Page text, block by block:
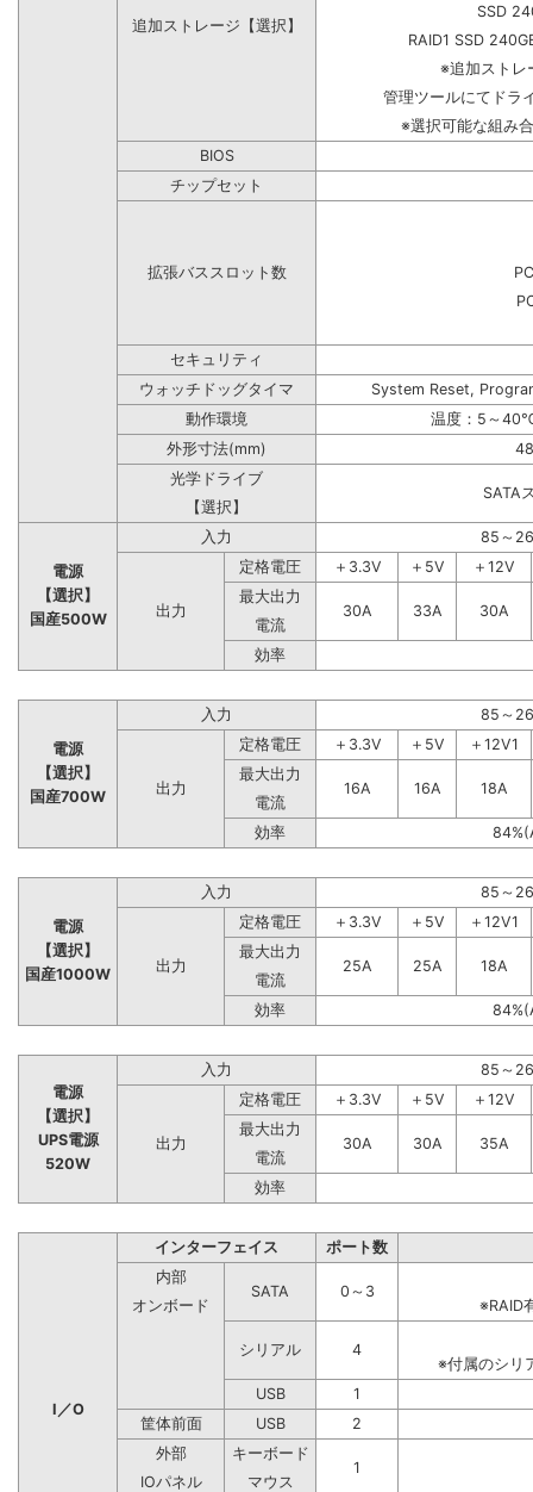
追加ストレージ【選択】
SSD
RAID1 SSD
※追加ストレ
管理ツールにてドラ
※選択可能な組み
BIOS
チップセット
拡張バススロット数
セキュリティ
ウォッチドッグタイマ
System Reset,
動作環境
温度：5～
外形寸法(mm)
光学ドライブ
SATA
【選択】
電源
【選択】
国産500W
入力 85～
出力
定格電圧 ＋3.3V ＋5V
＋12V
最大出力
30A
33A
30A
電流
効率
電源
【選択】
国産700W
入力 85～
出力
定格電圧 ＋3.3V ＋5V
＋12V1
最大出力
16A
16A
18A
電流
効率
電源
【選択】
国産1000W
入力 85～
出力
定格電圧 ＋3.3V ＋5V
＋12V1
最大出力
25A
25A
18A
電流
効率
電源
【選択】
UPS電源
520W
入力 85～
出力
定格電圧 ＋3.3V ＋5V
＋12V
最大出力
30A
30A
35A
電流
効率
I／O
インターフェイス
ポート数
内部
SATA
0～3
オンボード
※RAID
シリアル
4
※付属のシリ
USB
1
筐体前面
USB
2
外部
キーボード
1
IOパネル
マウス